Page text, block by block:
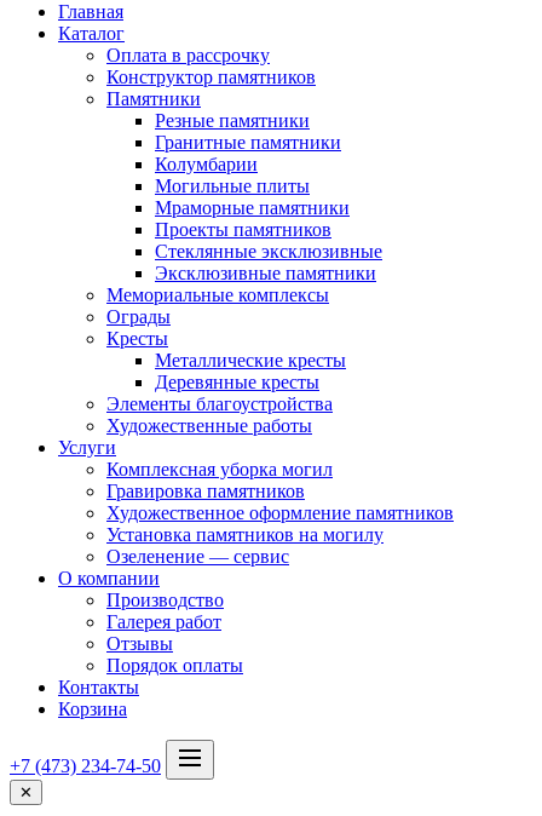
Главная
Каталог
Оплата в рассрочку
Конструктор памятников
Памятники
Резные памятники
Гранитные памятники
Колумбарии
Могильные плиты
Мраморные памятники
Проекты памятников
Стеклянные эксклюзивные
Эксклюзивные памятники
Мемориальные комплексы
Ограды
Кресты
Металлические кресты
Деревянные кресты
Элементы благоустройства
Художественные работы
Услуги
Комплексная уборка могил
Гравировка памятников
Художественное оформление памятников
Установка памятников на могилу
Озеленение — сервис
О компании
Производство
Галерея работ
Отзывы
Порядок оплаты
Контакты
Корзина
+7 (473) 234-74-50
✕